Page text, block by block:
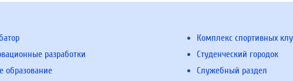
разработки
образование
Комплекс спортивных
Студенческий городок
Служебный раздел